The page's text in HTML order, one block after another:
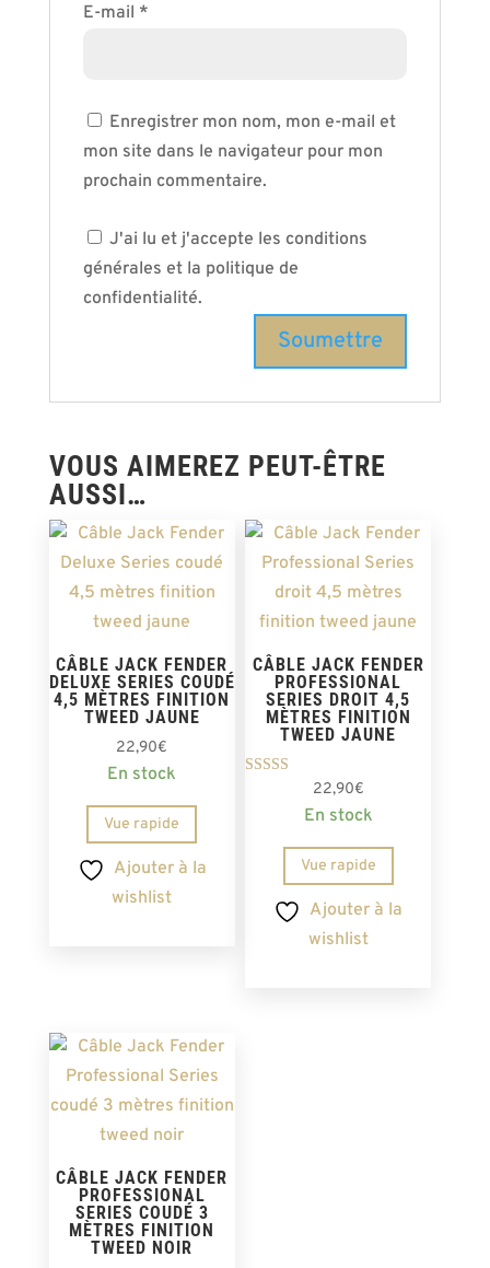
E-mail *
Enregistrer mon nom, mon e-mail et
mon site dans le navigateur pour mon
prochain commentaire.
J'ai lu et j'accepte les conditions
générales et la politique de
confidentialité.
VOUS AIMEREZ PEUT-ÊTRE
AUSSI…
CÂBLE JACK FENDER
DELUXE SERIES COUDÉ
4,5 MÈTRES FINITION
TWEED JAUNE
22,90€
En stock
Vue rapide
Ajouter à la
wishlist
CÂBLE JACK FENDER
PROFESSIONAL
SERIES DROIT 4,5
MÈTRES FINITION
TWEED JAUNE
22,90€
En stock
Vue rapide
Ajouter à la
wishlist
CÂBLE JACK FENDER
PROFESSIONAL
SERIES COUDÉ 3
MÈTRES FINITION
TWEED NOIR